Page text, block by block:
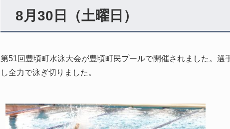
8月30日（土曜日）
第51回豊頃町水泳大会が豊頃町民プールで開催されました。選
し全力で泳ぎ切りました。